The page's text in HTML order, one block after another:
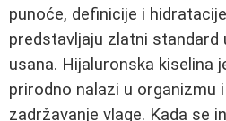
punoće, definicije i
predstavljaju zlatni
usana. Hijaluronska kiselina
prirodno nalazi u organizmu
zadržavanje vlage. Kada se